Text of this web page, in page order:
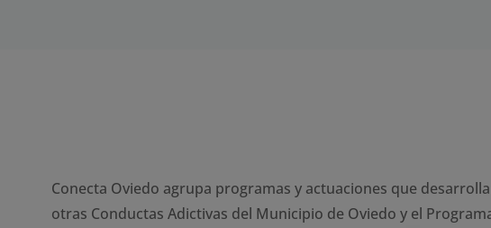
Conecta Oviedo agrupa programas y actuaciones que
otras Conductas Adictivas del Municipio de Oviedo y el